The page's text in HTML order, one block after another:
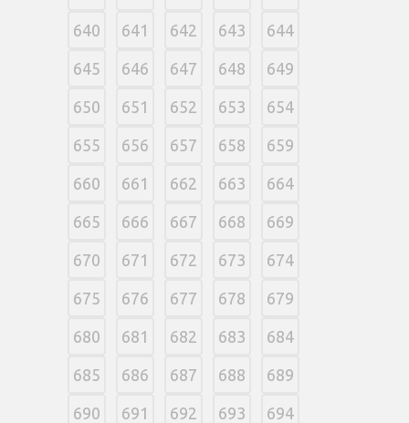
640 641 642 643 644
645 646 647 648 649
650 651 652 653 654
655 656 657 658 659
660 661 662 663 664
665 666 667 668 669
670 671 672 673 674
675 676 677 678 679
680 681 682 683 684
685 686 687 688 689
690 691 692 693 694